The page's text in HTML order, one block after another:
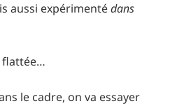
aussi expérimentédans
flattée…
le cadre, on va essayer